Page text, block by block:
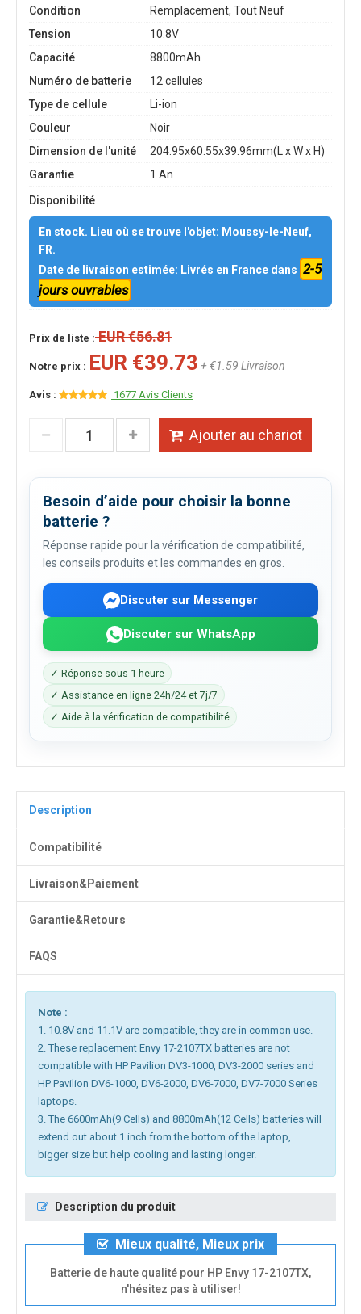
Condition
Remplacement, Tout Neuf
Tension
10.8V
Capacité
8800mAh
Numéro de batterie
12 cellules
Type de cellule
Li-ion
Couleur
Noir
Dimension de l'unité
204.95x60.55x39.96mm(L x W x H)
Garantie
1 An
Disponibilité
En stock. Lieu où se trouve l'objet: Moussy-le-Neuf,
FR.
Date de livraison estimée: Livrés en France dans 2-5
jours ouvrables
Prix de liste :EUR €56.81
Notre prix : EUR €39.73 + €1.59 Livraison
Avis : 1677 Avis Clients
Ajouter au chariot
Besoin d’aide pour choisir la bonne
batterie ?
Réponse rapide pour la vérification de compatibilité,
les conseils produits et les commandes en gros.
Discuter sur Messenger
Discuter sur WhatsApp
✓ Réponse sous 1 heure
✓ Assistance en ligne 24h/24 et 7j/7
✓ Aide à la vérification de compatibilité
Description
Compatibilité
Livraison&Paiement
Garantie&Retours
FAQS
Note :
1. 10.8V and 11.1V are compatible, they are in common use.
2. These replacement Envy 17-2107TX batteries are not
compatible with HP Pavilion DV3-1000, DV3-2000 series and
HP Pavilion DV6-1000, DV6-2000, DV6-7000, DV7-7000 Series
laptops.
3. The 6600mAh(9 Cells) and 8800mAh(12 Cells) batteries will
extend out about 1 inch from the bottom of the laptop,
bigger size but help cooling and lasting longer.
Description du produit
Mieux qualité, Mieux prix
Batterie de haute qualité pour HP Envy 17-2107TX,
n'hésitez pas à utiliser!